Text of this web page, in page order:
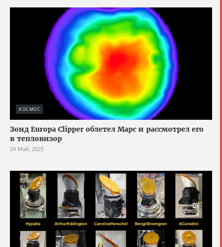
КОСМОС
Зонд Europa Clipper облетел Марс и рассмотрел его
в тепловизор
24 Май, 2025